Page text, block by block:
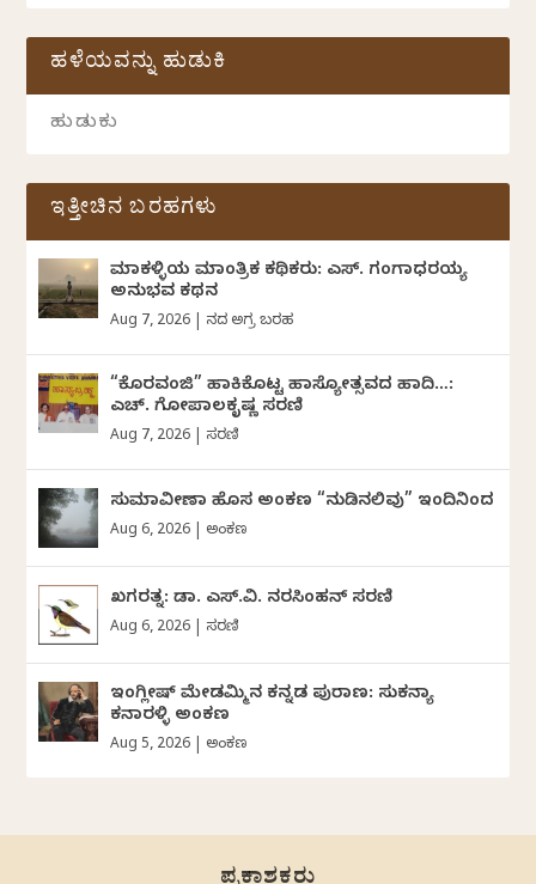
ಹಳೆಯವನ್ನು ಹುಡುಕಿ
ಇತ್ತೀಚಿನ ಬರಹಗಳು
ಮಾಕಳ್ಳಿಯ ಮಾಂತ್ರಿಕ ಕಥಿಕರು: ಎಸ್. ಗಂಗಾಧರಯ್ಯ
ಅನುಭವ ಕಥನ
Aug 7, 2026 ದಿನದ ಅಗ್ರ ಬರಹ
“ಕೊರವಂಜಿ” ಹಾಕಿಕೊಟ್ಟ ಹಾಸ್ಯೋತ್ಸವದ ಹಾದಿ…:
ಎಚ್. ಗೋಪಾಲಕೃಷ್ಣ ಸರಣಿ
Aug 7, 2026 ಸರಣಿ
ಸುಮಾವೀಣಾ ಹೊಸ ಅಂಕಣ “ನುಡಿನಲಿವು” ಇಂದಿನಿಂದ
Aug 6, 2026 ಅಂಕಣ
ಖಗರತ್ನ: ಡಾ. ಎಸ್.ವಿ. ನರಸಿಂಹನ್‌‌ ಸರಣಿ
Aug 6, 2026 ಸರಣಿ
ಇಂಗ್ಲೀಷ್ ಮೇಡಮ್ಮಿನ ಕನ್ನಡ ಪುರಾಣ: ಸುಕನ್ಯಾ
ಕನಾರಳ್ಳಿ ಅಂಕಣ
Aug 5, 2026 ಅಂಕಣ